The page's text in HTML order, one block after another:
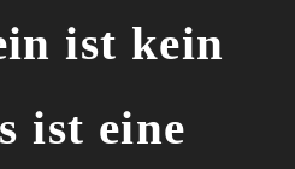
ist kein
ist eine